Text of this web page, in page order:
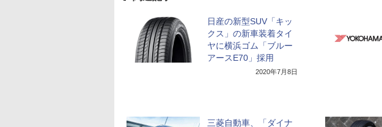
日産の新型SUV「キッ
クス」の新車装着タイ
ヤに横浜ゴム「ブルー
アースE70」採用
2020年7月8日
三菱自動車、「ダイナ